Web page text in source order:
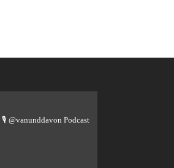
🎙️ @vanunddavon Podcast